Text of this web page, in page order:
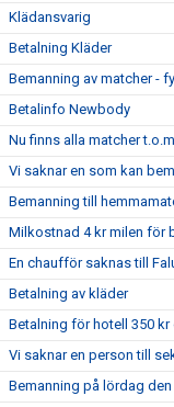
Klädansvarig
Betalning Kläder
Bemanning av matcher -
Betalinfo Newbody
Nu finns alla matcher
Vi saknar en som kan
Bemanning till
Milkostnad 4 kr milen för
En chaufför saknas till
Betalning av kläder
Betalning för hotell 350
Vi saknar en person till
Bemanning på lördag